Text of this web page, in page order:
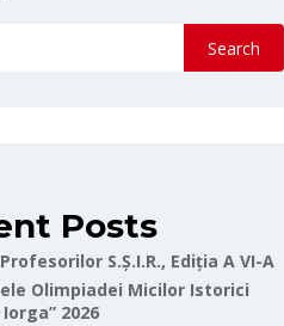
Search
Posts
S.Ș.I.R., Ediția A VI-A
Olimpiadei Micilor Istorici
2026